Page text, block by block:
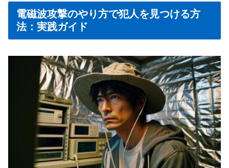
電磁波攻撃のやり方で犯人を見つける方
法：実践ガイド